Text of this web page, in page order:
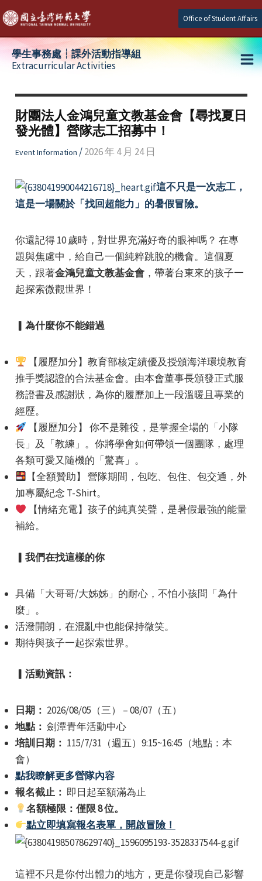
Skip
to
content
Office of Student Affairs
學生事務處┆課外活動指導組
Extracurricular Activities
財團法人金鴻兒童文教基金會【尋找夏日
發光體】營隊志工招募中！
Event Information /2026 年 4 月 24 日
這不只是一次志工，
這是一場關於「找回超能力」的暑假冒險。
你還記得 10 歲時，對世界充滿好奇的眼神嗎？ 在專
題與焦慮中，給自己一個純粹跳脫的機會。這個夏
天，跟著金鴻兒童文教基金會，帶著台東來的孩子一
起探索微觀世界！
▎為什麼你不能錯過
【履歷加分】教育部核定績優及授頒海洋環境教育
推手獎認證的合法基金會。由本會董事長頒發正式服
務證書及感謝狀，為你的履歷加上一段溫暖且專業的
經歷。
【履歷加分】 你不是雜役，是掌握全場的「小隊
長」及「教練」。你將學會如何帶領一個團隊，處理
各類可愛又隨機的「驚喜」。
【全額贊助】 營隊期間，包吃、包住、包交通，外
加專屬紀念 T-Shirt。
【情緒充電】孩子的純真笑聲，是暑假最強的能量
補給。
▎我們在找這樣的你
具備「大哥哥/大姊姊」的耐心，不怕小孩問「為什
麼」。
活潑開朗，在混亂中也能保持微笑。
期待與孩子一起探索世界。
▎ 活動資訊：
日期： 2026/08/05（三） – 08/07（五）
地點： 劍潭青年活動中心
培訓日期： 115/7/31（週五）9:15~16:45（地點：本
會）
點我瞭解更多營隊內容
報名截止： 即日起至額滿為止
名額極限：僅限 8 位。
點立即填寫報名表單，開啟冒險！
這裡不只是你付出體力的地方，更是你發現自己影響